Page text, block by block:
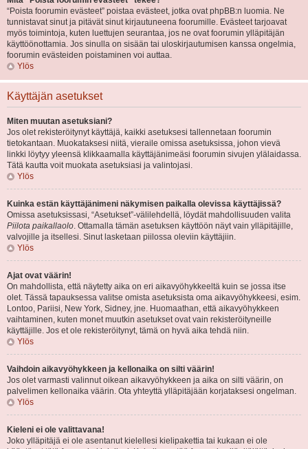
“Poista foorumin evästeet” poistaa evästeet, jotka ovat phpBB:n luomia. Ne
tunnistavat sinut ja pitävät sinut kirjautuneena foorumille. Evästeet tarjoavat
myös toimintoja, kuten luettujen seurantaa, jos ne ovat foorumin ylläpitäjän
käyttöönottamia. Jos sinulla on sisään tai uloskirjautumisen kanssa ongelmia,
foorumin evästeiden poistaminen voi auttaa.
Ylös
Käyttäjän asetukset
Miten muutan asetuksiani?
Jos olet rekisteröitynyt käyttäjä, kaikki asetuksesi tallennetaan foorumin
tietokantaan. Muokataksesi niitä, vieraile omissa asetuksissa, johon vievä
linkki löytyy yleensä klikkaamalla käyttäjänimeäsi foorumin sivujen ylälaidassa.
Tätä kautta voit muokata asetuksiasi ja valintojasi.
Ylös
Kuinka estän käyttäjänimeni näkymisen paikalla olevissa käyttäjissä?
Omissa asetuksissasi, “Asetukset”-välilehdellä, löydät mahdollisuuden valita
Piilota paikallaolo. Ottamalla tämän asetuksen käyttöön näyt vain ylläpitäjille,
valvojille ja itsellesi. Sinut lasketaan piilossa oleviin käyttäjiin.
Ylös
Ajat ovat väärin!
On mahdollista, että näytetty aika on eri aikavyöhykkeeltä kuin se jossa itse
olet. Tässä tapauksessa valitse omista asetuksista oma aikavyöhykkeesi, esim.
Lontoo, Pariisi, New York, Sidney, jne. Huomaathan, että aikavyöhykkeen
vaihtaminen, kuten monet muutkin asetukset ovat vain rekisteröityneille
käyttäjille. Jos et ole rekisteröitynyt, tämä on hyvä aika tehdä niin.
Ylös
Vaihdoin aikavyöhykkeen ja kellonaika on silti väärin!
Jos olet varmasti valinnut oikean aikavyöhykkeen ja aika on silti väärin, on
palvelimen kellonaika väärin. Ota yhteyttä ylläpitäjään korjataksesi ongelman.
Ylös
Kieleni ei ole valittavana!
Joko ylläpitäjä ei ole asentanut kielellesi kielipakettia tai kukaan ei ole